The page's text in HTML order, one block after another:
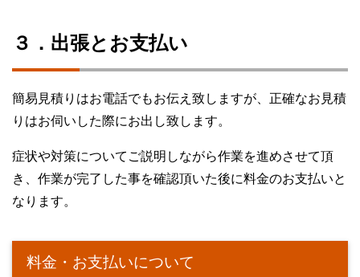
３．出張とお支払い
簡易見積りはお電話でもお伝え致しますが、正確なお見積
りはお伺いした際にお出し致します。
症状や対策についてご説明しながら作業を進めさせて頂
き、作業が完了した事を確認頂いた後に料金のお支払いと
なります。
料金・お支払いについて